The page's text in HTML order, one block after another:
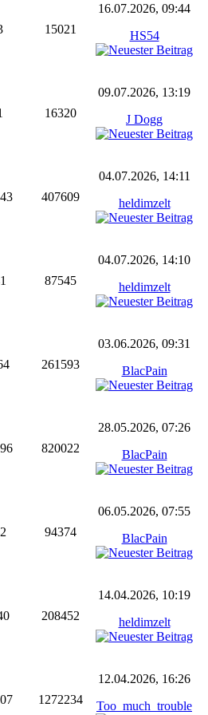
15021
16.07.2026, 09:44
HS54
16320
09.07.2026, 13:19
J Dogg
407609
04.07.2026, 14:11
heldimzelt
87545
04.07.2026, 14:10
heldimzelt
261593
03.06.2026, 09:31
BlacPain
820022
28.05.2026, 07:26
BlacPain
94374
06.05.2026, 07:55
BlacPain
208452
14.04.2026, 10:19
heldimzelt
1272234
12.04.2026, 16:26
Too_much_trouble